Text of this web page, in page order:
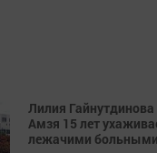
Лилия
Амзя 15 лет
лежачими больными